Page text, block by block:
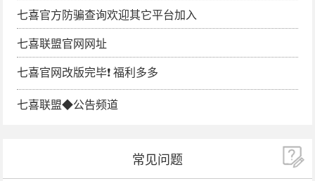
七喜官方防骗查询欢迎其它平台加入
七喜联盟官网网址
七喜官网改版完毕❗️ 福利多多
七喜联盟◆公告频道
常见问题